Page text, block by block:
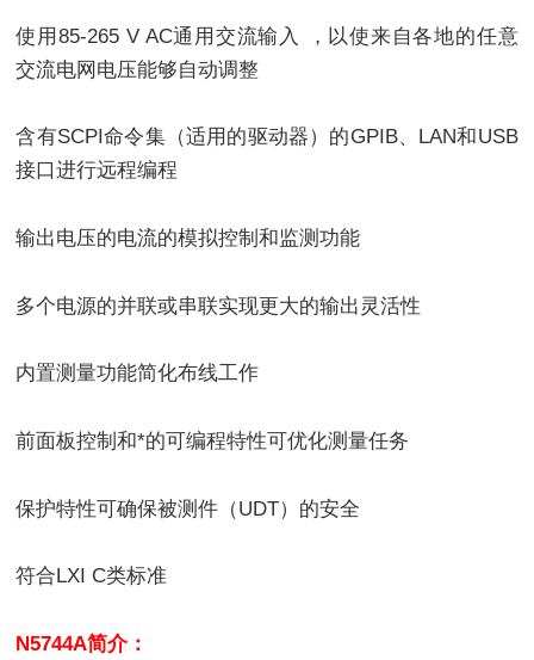
使用85-265 V AC通用交流输入 ，以使来自各地的任意
交流电网电压能够自动调整
含有SCPI命令集（适用的驱动器）的GPIB、LAN和USB
接口进行远程编程
输出电压的电流的模拟控制和监测功能
多个电源的并联或串联实现更大的输出灵活性
内置测量功能简化布线工作
前面板控制和*的可编程特性可优化测量任务
保护特性可确保被测件（UDT）的安全
符合LXI C类标准
N5744A简介：